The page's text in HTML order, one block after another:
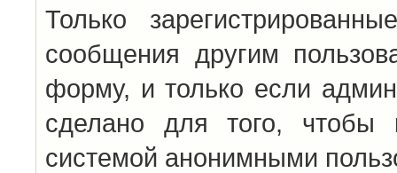
Только
сообщения другим
форму, и только если
сделано для того, чтобы
системой анонимными